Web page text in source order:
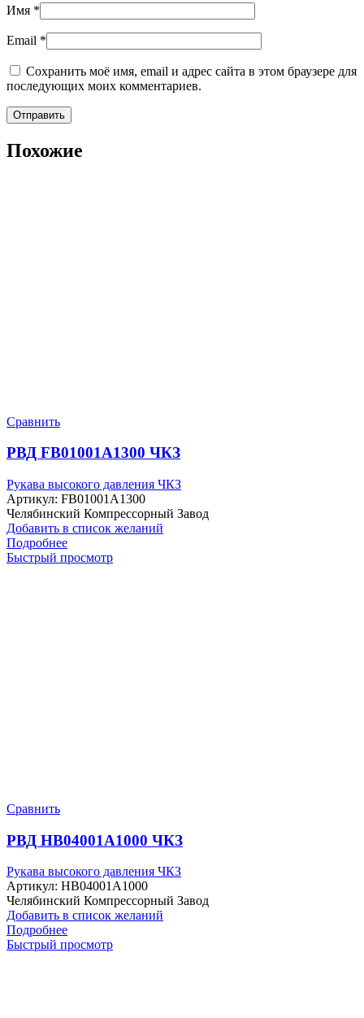
Имя *
Email *
Сохранить моё имя, email и адрес сайта в этом браузере для
последующих моих комментариев.
Похожие
Сравнить
РВД FB01001A1300 ЧКЗ
Рукава высокого давления ЧКЗ
Артикул: FB01001A1300
Челябинский Компрессорный Завод
Добавить в список желаний
Подробнее
Быстрый просмотр
Сравнить
РВД HB04001A1000 ЧКЗ
Рукава высокого давления ЧКЗ
Артикул: HB04001A1000
Челябинский Компрессорный Завод
Добавить в список желаний
Подробнее
Быстрый просмотр